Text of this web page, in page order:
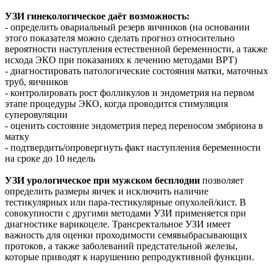
УЗИ гинекологическое даёт возможность:
- определить овариальный резерв яичников (на основании
этого показателя можно сделать прогноз относительно
вероятности наступления естественной беременности, а также
исхода ЭКО при показаниях к лечению методами ВРТ)
- диагностировать патологические состояния матки, маточных
труб, яичников
- контролировать рост фолликулов и эндометрия на первом
этапе процедуры ЭКО, когда проводится стимуляция
суперовуляции
- оценить состояние эндометрия перед переносом эмбриона в
матку
- подтвердить/опровергнуть факт наступления беременности
на сроке до 10 недель
УЗИ урологическое при мужском бесплодии позволяет
определить размеры яичек и исключить наличие
тестикулярных или пара-тестикулярные опухолей/кист. В
совокупности с другими методами УЗИ применяется при
диагностике варикоцеле. Трансректальное УЗИ имеет
важность для оценки проходимости семявыбрасывающих
протоков, а также заболеваний предстательной железы,
которые приводят к нарушению репродуктивной функции.